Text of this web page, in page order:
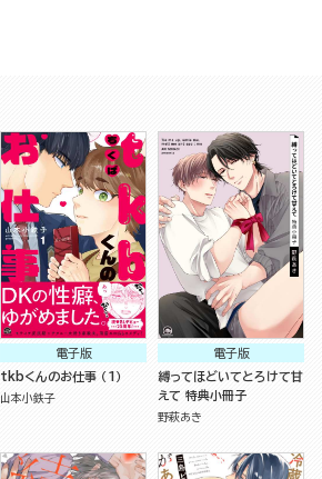
電子版
tkbくんのお仕事 （1）
山本小鉄子
電子版
縛ってほどいてとろけて甘
えて 特典小冊子
野萩あき